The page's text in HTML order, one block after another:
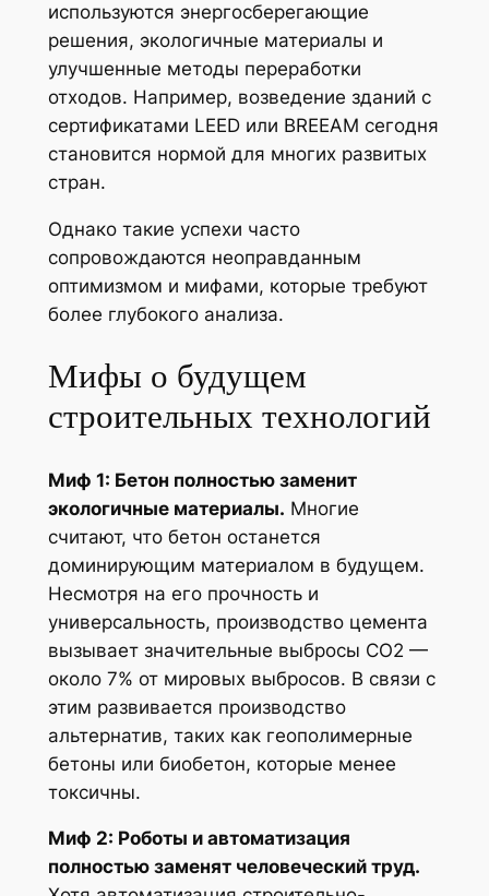
используются энергосберегающие
решения, экологичные материалы и
улучшенные методы переработки
отходов. Например, возведение зданий с
сертификатами LEED или BREEAM сегодня
становится нормой для многих развитых
стран.
Однако такие успехи часто
сопровождаются неоправданным
оптимизмом и мифами, которые требуют
более глубокого анализа.
Мифы о будущем
строительных технологий
Миф 1: Бетон полностью заменит
экологичные материалы. Многие
считают, что бетон останется
доминирующим материалом в будущем.
Несмотря на его прочность и
универсальность, производство цемента
вызывает значительные выбросы CO2 —
около 7% от мировых выбросов. В связи с
этим развивается производство
альтернатив, таких как геополимерные
бетоны или биобетон, которые менее
токсичны.
Миф 2: Роботы и автоматизация
полностью заменят человеческий труд.